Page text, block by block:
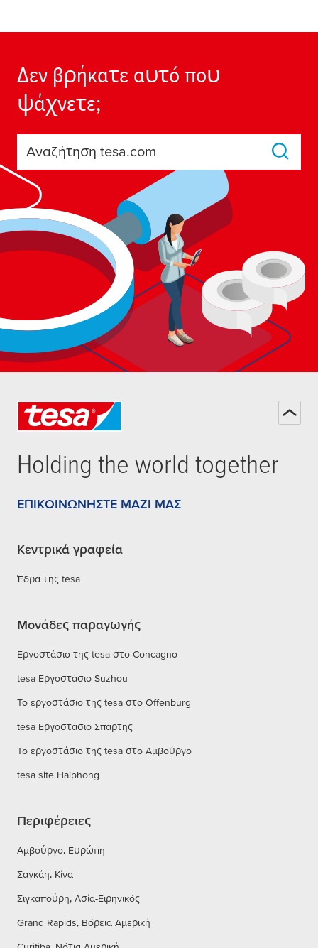
Δεν βρήκατε αυτό που
ψάχνετε;
Αναζήτηση tesa.com
Holding the world together
ΕΠΙΚΟΙΝΩΝΉΣΤΕ ΜΑΖΊ ΜΑΣ
Κεντρικά γραφεία
Έδρα της tesa
Μονάδες παραγωγής
Εργοστάσιο της tesa στο Concagno
tesa Εργοστάσιο Suzhou
Το εργοστάσιο της tesa στο Offenburg
tesa Εργοστάσιο Σπάρτης
Το εργοστάσιο της tesa στο Αμβούργο
tesa site Haiphong
Περιφέρειες
Αμβούργο, Ευρώπη
Σαγκάη, Κίνα
Σιγκαπούρη, Ασία-Ειρηνικός
Grand Rapids, Βόρεια Αμερική